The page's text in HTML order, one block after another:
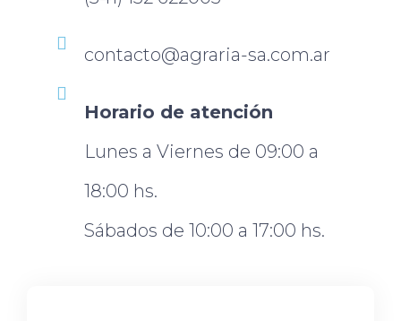
contacto@agraria-sa.com.ar
Horario de atención
Lunes a Viernes de 09:00 a
18:00 hs.
Sábados de 10:00 a 17:00 hs.